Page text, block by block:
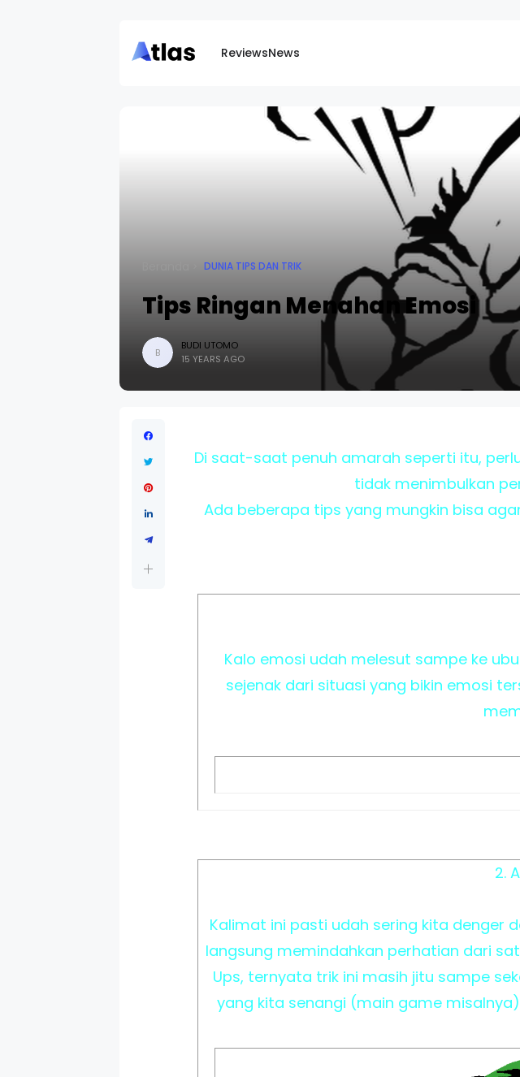
ReviewsNews
DUNIA TIPS DAN TRIK
Tips Ringan Menahan Emosi
B
BUDI UTOMO
15 YEARS AGO
Di saat-saat penuh amarah seperti itu,
tidak menimbulkan
Ada beberapa tips yang mungkin bisa
Kalo emosi udah melesut sampe ke
sejenak dari situasi yang bikin emosi
2.
Kalimat ini pasti udah sering kita denger
langsung memindahkan perhatian dari
Ups, ternyata trik ini masih jitu sampe
yang kita senangi (main game